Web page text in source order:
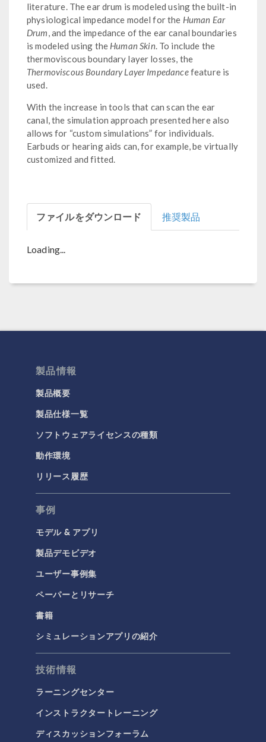
literature. The ear drum is modeled using the built-in
physiological impedance model for the Human Ear
Drum, and the impedance of the ear canal boundaries
is modeled using the Human Skin. To include the
thermoviscous boundary layer losses, the
Thermoviscous Boundary Layer Impedancefeature is
used.
With the increase in tools that can scan the ear
canal, the simulation approach presented here also
allows for “custom simulations” for individuals.
Earbuds or hearing aids can, for example, be virtually
customized and fitted.
ファイルをダウンロード 推奨製品
Loading...
製品情報
製品概要
製品仕様一覧
ソフトウェアライセンスの種類
動作環境
リリース履歴
事例
モデル & アプリ
製品デモビデオ
ユーザー事例集
ペーパーとリサーチ
書籍
シミュレーションアプリの紹介
技術情報
ラーニングセンター
インストラクタートレーニング
ディスカッションフォーラム